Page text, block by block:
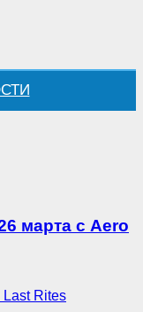
марта с Aero